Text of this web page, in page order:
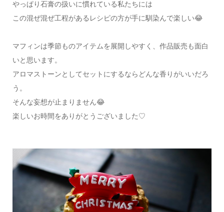
やっぱり石膏の扱いに慣れている私たちには
この混ぜ混ぜ工程があるレシピの方が手に馴染んで楽しい😂
マフィンは季節ものアイテムを展開しやすく、作品販売も面白
いと思います。
アロマストーンとしてセットにするならどんな香りがいいだろ
う。
そんな妄想が止まりません😂
楽しいお時間をありがとうございました♡